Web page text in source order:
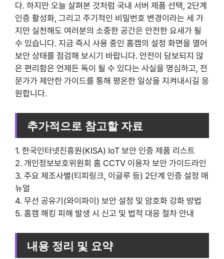
다. 하지만 오늘 살펴본 것처럼 국내 서버 제품 선택, 2단계
인증 활성화, 그리고 주기적인 비밀번호 변경이라는 세 가
지만 실천해도 여러분의 소중한 공간은 안전한 요새가 될
수 있습니다. 지금 즉시 사용 중인 홈캠의 설정 화면을 열어
보안 상태를 점검해 보시기 바랍니다. 안전이 담보되지 않
은 편리함은 언제든 독이 될 수 있다는 사실을 명심하고, 전
문가가 제안한 가이드를 통해 평온한 일상을 지켜내시길 응
원합니다.
추가적으로 참고할 자료
1. 한국인터넷진흥원(KISA) IoT 보안 인증 제품 리스트
2. 개인정보보호위원회 홈 CCTV 이용자 보안 가이드라인
3. 주요 제조사별(티피링크, 이글루 등) 2단계 인증 설정 매
뉴얼
4. 무선 공유기(와이파이) 보안 설정 및 암호화 강화 방법
5. 홈캠 해킹 피해 발생 시 신고 및 법적 대응 절차 안내
내용 정리 및 요약